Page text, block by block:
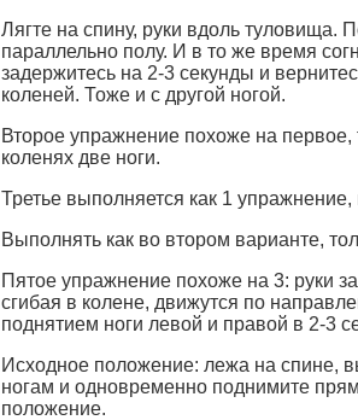
Лягте на спину, руки вдоль туловища.
параллельно полу. И в то же время
задержитесь на 2-3 секунды и
коленей. Тоже и с другой ногой.
Второе упражнение похоже на
коленях две ноги.
Третье выполняется как 1
Выполнять как во втором варианте,
Пятое упражнение похоже на 3: руки
сгибая в колене, движутся по
поднятием ноги левой и правой в 2-3
Исходное положение: лежа на спине,
ногам и одновременно поднимите
положение.